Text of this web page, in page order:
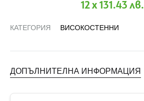
12 x 131.43 лв.
КАТЕГОРИЯ ВИСОКОСТЕННИ
ДОПЪЛНИТЕЛНА ИНФОРМАЦИЯ